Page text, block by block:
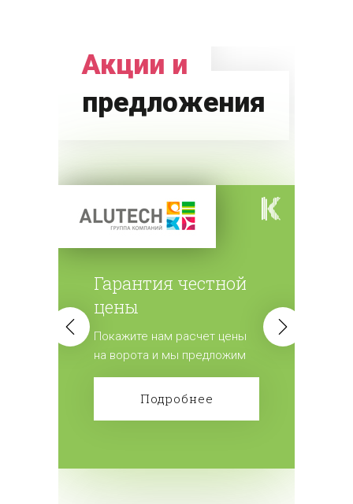
Акции и
предложения
Гарантия честной
цены
Покажите нам расчет цены
на ворота и мы предложим
лучшие условия.
Подробнее